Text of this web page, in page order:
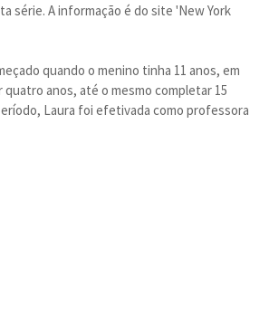
série. A informação é do site 'New York
quando o menino tinha 11 anos, em
quatro anos, até o mesmo completar 15
Laura foi efetivada como professora